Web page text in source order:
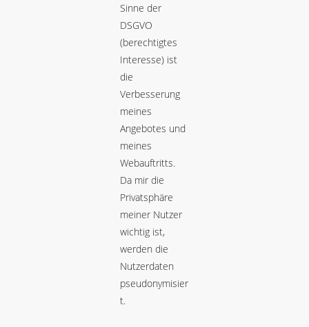
Sinne der
DSGVO
(berechtigtes
Interesse) ist
die
Verbesserung
meines
Angebotes und
meines
Webauftritts.
Da mir die
Privatsphäre
meiner Nutzer
wichtig ist,
werden die
Nutzerdaten
pseudonymisier
t.